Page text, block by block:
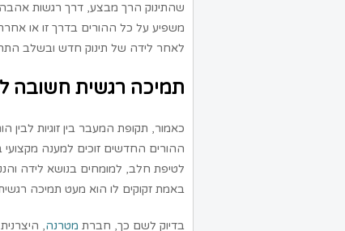
שהתינוק הרך מבצע, דרך רגשות
משפיע על כל ההורים בדרך זו או
לאחר לידה של תינוק חדש ובשלב
תמיכה רגשית חשובה
כאמור, תקופת המעבר בין זוגיות לבין
ההורים החדשים זוכים למענה
לטיפת חלב, למומחים בנושא לידה
באמת זקוקים לו הוא מעט תמיכה
בדיוק לשם כך, חברת מטרנה,